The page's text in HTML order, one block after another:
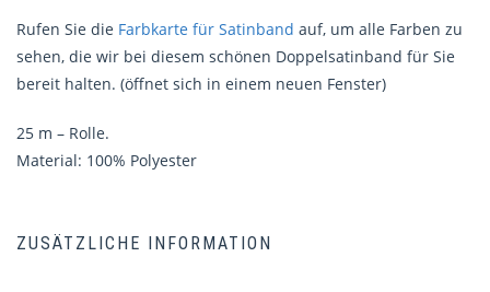
Rufen Sie die Farbkarte für Satinband auf, um alle Farben zu
sehen, die wir bei diesem schönen Doppelsatinband für Sie
bereit halten. (öffnet sich in einem neuen Fenster)
25 m – Rolle.
Material: 100% Polyester
ZUSÄTZLICHE INFORMATION